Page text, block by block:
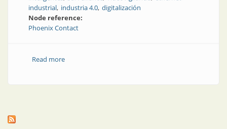
industrial industria 4.0 digitalización
Node reference:
Phoenix Contact
Read moreabout Todo en uno para la infraestructura de red de